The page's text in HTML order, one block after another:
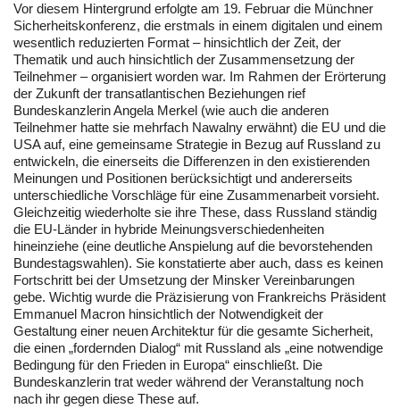
Vor diesem Hintergrund erfolgte am 19. Februar die Münchner
Sicherheitskonferenz, die erstmals in einem digitalen und einem
wesentlich reduzierten Format – hinsichtlich der Zeit, der
Thematik und auch hinsichtlich der Zusammensetzung der
Teilnehmer – organisiert worden war. Im Rahmen der Erörterung
der Zukunft der transatlantischen Beziehungen rief
Bundeskanzlerin Angela Merkel (wie auch die anderen
Teilnehmer hatte sie mehrfach Nawalny erwähnt) die EU und die
USA auf, eine gemeinsame Strategie in Bezug auf Russland zu
entwickeln, die einerseits die Differenzen in den existierenden
Meinungen und Positionen berücksichtigt und andererseits
unterschiedliche Vorschläge für eine Zusammenarbeit vorsieht.
Gleichzeitig wiederholte sie ihre These, dass Russland ständig
die EU-Länder in hybride Meinungsverschiedenheiten
hineinziehe (eine deutliche Anspielung auf die bevorstehenden
Bundestagswahlen). Sie konstatierte aber auch, dass es keinen
Fortschritt bei der Umsetzung der Minsker Vereinbarungen
gebe. Wichtig wurde die Präzisierung von Frankreichs Präsident
Emmanuel Macron hinsichtlich der Notwendigkeit der
Gestaltung einer neuen Architektur für die gesamte Sicherheit,
die einen „fordernden Dialog“ mit Russland als „eine notwendige
Bedingung für den Frieden in Europa“ einschließt. Die
Bundeskanzlerin trat weder während der Veranstaltung noch
nach ihr gegen diese These auf.